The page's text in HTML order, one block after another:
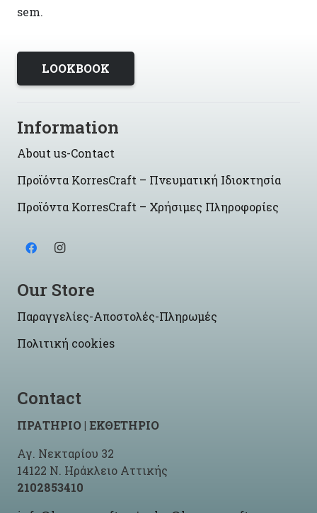
sem.
LOOKBOOK
Information
About us-Contact
Προϊόντα KorresCraft – Πνευματική Ιδιοκτησία
Προϊόντα KorresCraft – Χρήσιμες Πληροφορίες
Our Store
Παραγγελίες-Αποστολές-Πληρωμές
Πολιτική cookies
Contact
ΠΡΑΤΗΡΙΟ | ΕΚΘΕΤΗΡΙΟ
Αγ. Νεκταρίου 32
14122 Ν. Ηράκλειο Αττικής
2102853410